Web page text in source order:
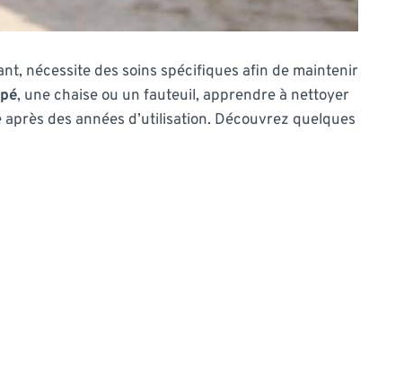
nécessite des soins spécifiques afin de maintenir
, une chaise ou un fauteuil, apprendre à nettoyer
des années d’utilisation. Découvrez quelques